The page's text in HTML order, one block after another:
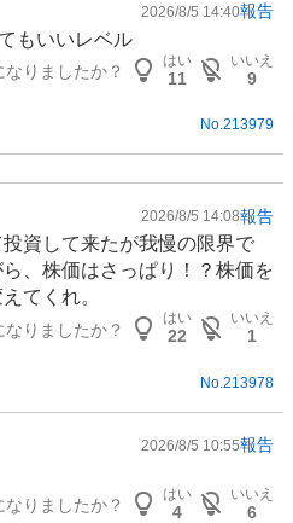
2026/8/5 14:40報告
もいいレベル
りましたか？
はい
11
いいえ
9
No.213979
2026/8/5 14:08報告
資して来たが我慢の限界で
、株価はさっぱり！？株価を
てくれ。
りましたか？
はい
22
いいえ
1
No.213978
2026/8/5 10:55報告
りましたか？
はい
4
いいえ
6